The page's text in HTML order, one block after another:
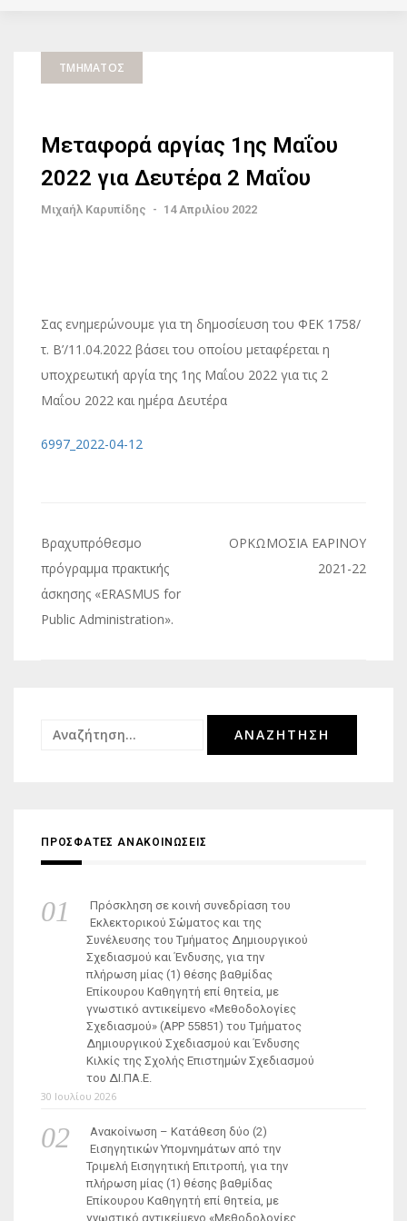
ΤΜΉΜΑΤΟΣ
Μεταφορά αργίας 1ης Μαΐου
2022 για Δευτέρα 2 Μαΐου
Μιχαήλ Καρυπίδης - 14 Απριλίου 2022
Σας ενημερώνουμε για τη δημοσίευση του ΦΕΚ 1758/
τ. Β’/11.04.2022 βάσει του οποίου μεταφέρεται η
υποχρεωτική αργία της 1ης Μαΐου 2022 για τις 2
Μαΐου 2022 και ημέρα Δευτέρα
6997_2022-04-12
Πλοήγηση
άρθρων
Βραχυπρόθεσμο
πρόγραμμα πρακτικής
άσκησης «ERASMUS for
Public Administration».
ΟΡΚΩΜΟΣΙΑ ΕΑΡΙΝΟΥ
2021-22
Αναζήτηση
ΠΡΟΣΦΑΤΕΣ ΑΝΑΚΟΙΝΩΣΕΙΣ
Πρόσκληση σε κοινή συνεδρίαση του
Εκλεκτορικού Σώματος και της
Συνέλευσης του Τμήματος Δημιουργικού
Σχεδιασμού και Ένδυσης, για την
πλήρωση μίας (1) θέσης βαθμίδας
Επίκουρου Καθηγητή επί θητεία, με
γνωστικό αντικείμενο «Μεθοδολογίες
Σχεδιασμού» (ΑΡΡ 55851) του Τμήματος
Δημιουργικού Σχεδιασμού και Ένδυσης
Κιλκίς της Σχολής Επιστημών Σχεδιασμού
του ΔΙ.ΠΑ.Ε.
30 Ιουλίου 2026
Ανακοίνωση – Κατάθεση δύο (2)
Εισηγητικών Υπομνημάτων από την
Τριμελή Εισηγητική Επιτροπή, για την
πλήρωση μίας (1) θέσης βαθμίδας
Επίκουρου Καθηγητή επί θητεία, με
γνωστικό αντικείμενο «Μεθοδολογίες